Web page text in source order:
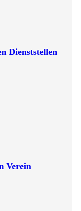
Dienststellen
Verein